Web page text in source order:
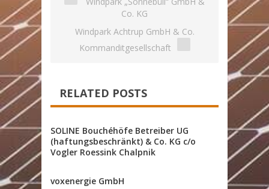
Co. KG
Windpark Achtrup GmbH & Co.
Kommanditgesellschaft
RELATED POSTS
SOLINE Bouchéhöfe Betreiber UG
(haftungsbeschränkt) & Co. KG c/o
Vogler Roessink Chalpnik
voxenergie GmbH